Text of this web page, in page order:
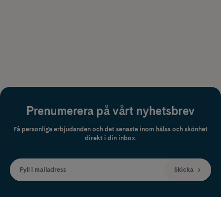
Prenumerera på vårt nyhetsbrev
Få personliga erbjudanden och det senaste inom hälsa och skönhet
direkt i din inbox.
Fyll i mailadress Skicka